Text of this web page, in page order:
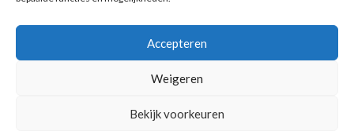
Accepteren
Weigeren
Bekijk voorkeuren
PRIVACY POLICY
COOKIEBELEID (EU)
X LinkedIn